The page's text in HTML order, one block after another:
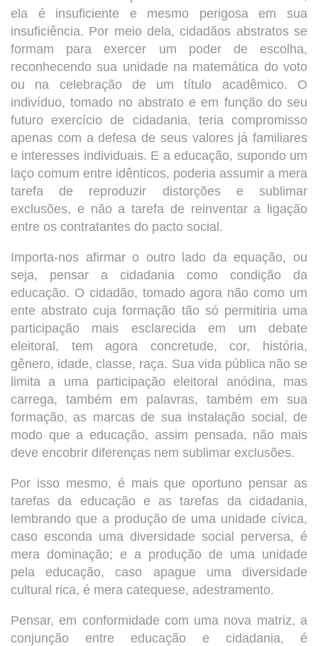
ela é insuficiente e mesmo perigosa em sua
insuficiência. Por meio dela, cidadãos abstratos se
formam para exercer um poder de escolha,
reconhecendo sua unidade na matemática do voto
ou na celebração de um título acadêmico. O
indivíduo, tomado no abstrato e em função do seu
futuro exercício de cidadania, teria compromisso
apenas com a defesa de seus valores já familiares
e interesses individuais. E a educação, supondo um
laço comum entre idênticos, poderia assumir a mera
tarefa de reproduzir distorções e sublimar
exclusões, e não a tarefa de reinventar a ligação
entre os contratantes do pacto social.
Importa-nos afirmar o outro lado da equação, ou
seja, pensar a cidadania como condição da
educação. O cidadão, tomado agora não como um
ente abstrato cuja formação tão só permitiria uma
participação mais esclarecida em um debate
eleitoral, tem agora concretude, cor, história,
gênero, idade, classe, raça. Sua vida pública não se
limita a uma participação eleitoral anódina, mas
carrega, também em palavras, também em sua
formação, as marcas de sua instalação social, de
modo que a educação, assim pensada, não mais
deve encobrir diferenças nem sublimar exclusões.
Por isso mesmo, é mais que oportuno pensar as
tarefas da educação e as tarefas da cidadania,
lembrando que a produção de uma unidade cívica,
caso esconda uma diversidade social perversa, é
mera dominação; e a produção de uma unidade
pela educação, caso apague uma diversidade
cultural rica, é mera catequese, adestramento.
Pensar, em conformidade com uma nova matriz, a
conjunção entre educação e cidadania, é